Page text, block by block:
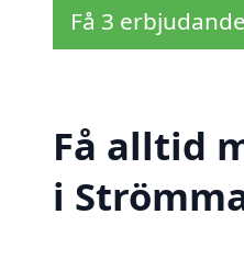
Få 3
Få alltid
i